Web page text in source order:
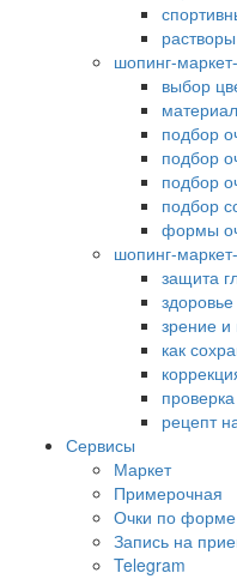
шопинг-
выбор
подбор
подбор
подбор
подбор
формы
шопинг-
защита
здоровье
зрение и
как
рецепт
Сервисы
Маркет
Примерочная
Очки по
Запись на
Telegram